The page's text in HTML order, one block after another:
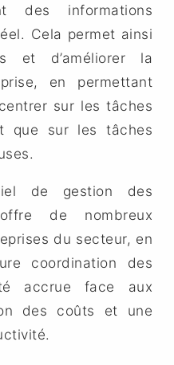
des informations
Cela permet ainsi
et d’améliorer la
en permettant
sur les tâches
que sur les tâches
de gestion des
de nombreux
du secteur, en
coordination des
accrue face aux
des coûts et une